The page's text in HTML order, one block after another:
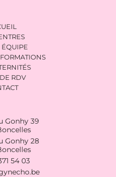
ÉQUIPE
RDV
Gonhy 39
Gonhy 28
54 03